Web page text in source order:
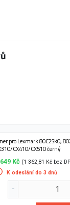
pro Lexmark 80C2SK0,
CX410/CX510 černý
Kč (1 362,81 Kč bez
K odeslání do 3 dnů